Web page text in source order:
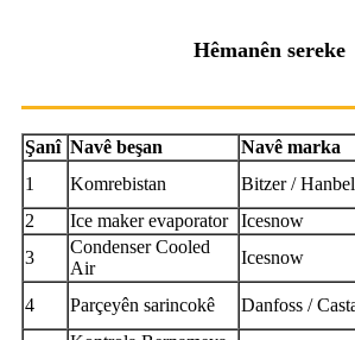
Hêmanên sereke
Şanî Navê beşan Navê marka
1
Komrebistan Bitzer /
2
Ice maker evaporator Icesnow
3
Condenser Cooled
Air
Icesnow
4 Parçeyên sarincokê Danfoss /